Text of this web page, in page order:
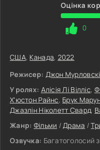
Оцінка
0
США, Канада, 2022
Режисер: Джон Мурловскі
У ролях: Алісія Лі Вілліс,
Х'юстон Райнс, Брук
Джазлін Ніколетт Свард,
Жанр: Фільми /Драма /
Озвучка: Багатоголосий